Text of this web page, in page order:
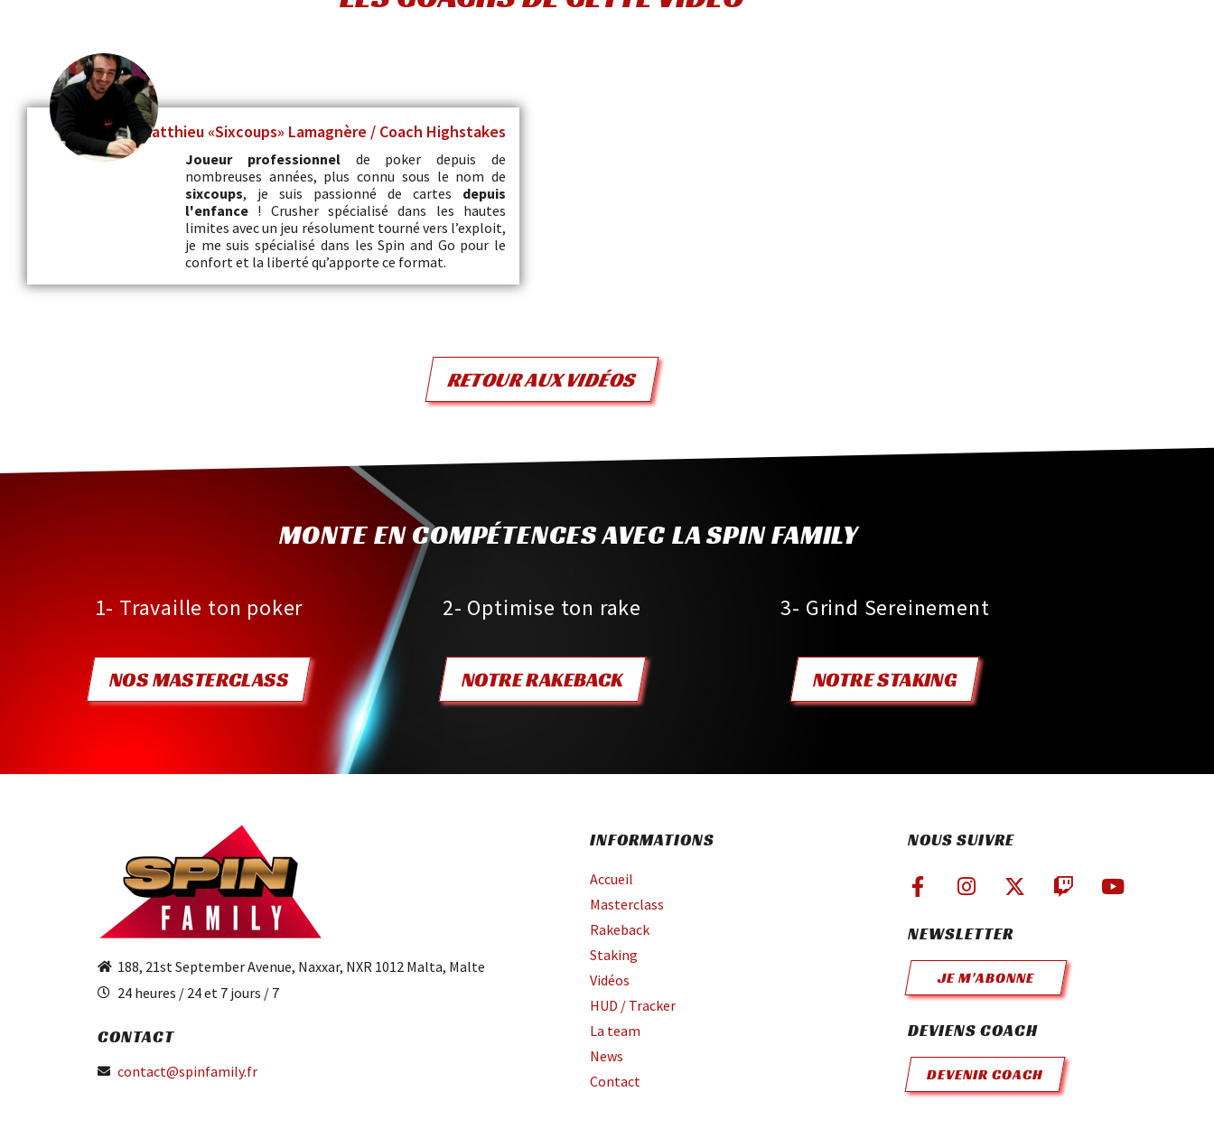
Matthieu «Sixcoups» Lamagnère / Coach Highstakes
Joueur professionnelde poker depuis de
nombreuses années, plus connu sous le nom de
sixcoups, je suis passionné de cartes depuis
l'enfance ! Crusher spécialisé dans les hautes
limites avec un jeu résolument tourné vers l’exploit,
je me suis spécialisé dans les Spin and Go pour le
confort et la liberté qu’apporte ce format.
RETOUR AUX VIDÉOS
MONTE EN COMPÉTENCES AVEC LA SPIN FAMILY
1- Travaille ton poker
NOS MASTERCLASS
2- Optimise ton rake
NOTRE RAKEBACK
3- Grind Sereinement
NOTRE STAKING
188, 21st September Avenue, Naxxar, NXR 1012 Malta, Malte
24 heures / 24 et 7 jours / 7
CONTACT
contact@spinfamily.fr
INFORMATIONS
Accueil
Masterclass
Rakeback
Staking
Vidéos
HUD / Tracker
La team
News
Contact
NOUS SUIVRE
NEWSLETTER
JE M'ABONNE
DEVIENS COACH
DEVENIR COACH